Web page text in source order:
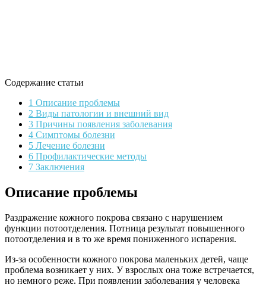
Содержание статьи
1 Описание проблемы
2 Виды патологии и внешний вид
3 Причины появления заболевания
4 Симптомы болезни
5 Лечение болезни
6 Профилактические методы
7 Заключения
Описание проблемы
Раздражение кожного покрова связано с нарушением
функции потоотделения. Потница результат повышенного
потоотделения и в то же время пониженного испарения.
Из-за особенности кожного покрова маленьких детей, чаще
проблема возникает у них. У взрослых она тоже встречается,
но немного реже. При появлении заболевания у человека